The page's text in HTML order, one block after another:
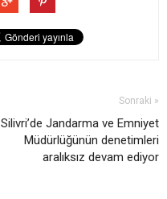
Sonraki »
Silivri’de Jandarma ve Emniyet
Müdürlüğünün denetimleri
aralıksız devam ediyor